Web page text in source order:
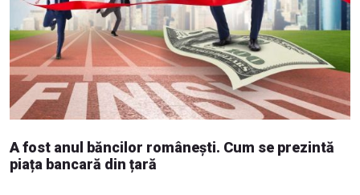
A fost anul băncilor românești. Cum se prezintă
piața bancară din țară